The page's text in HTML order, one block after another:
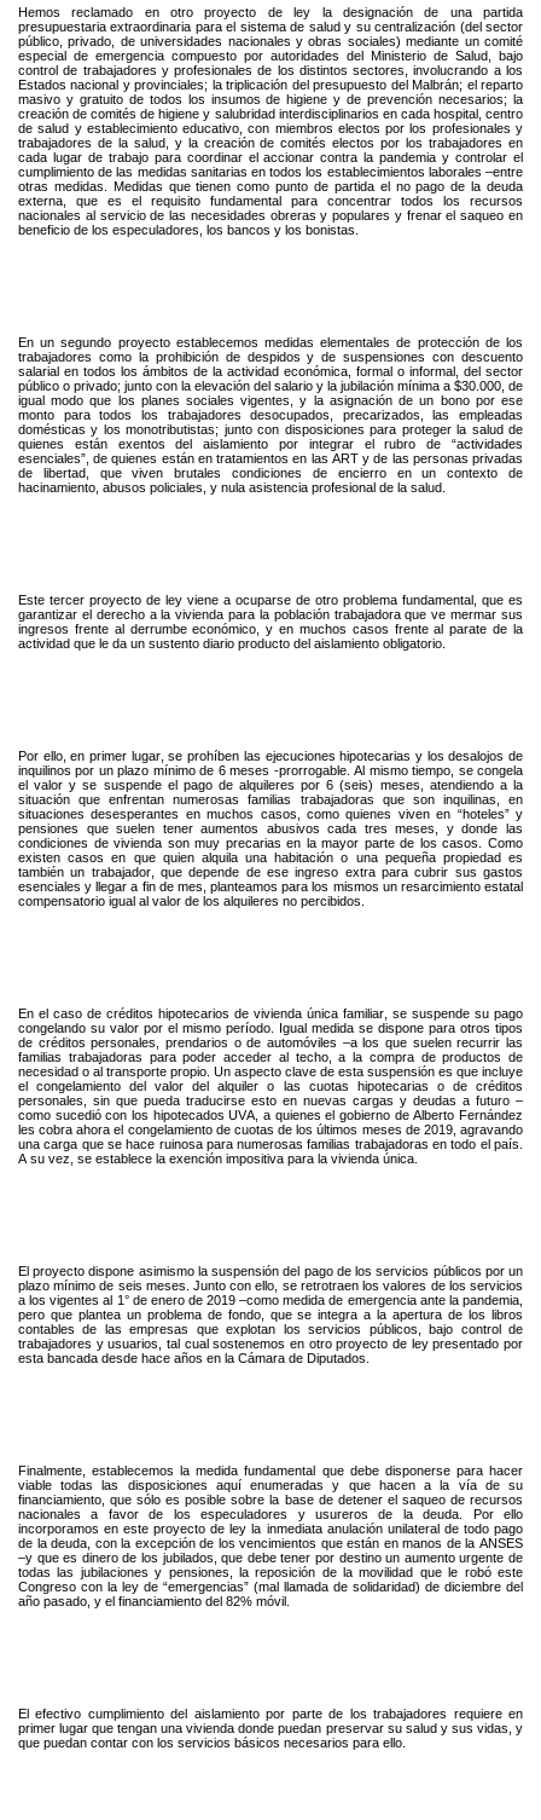
Hemos reclamado en otro proyecto de ley la designación de una partida
presupuestaria extraordinaria para el sistema de salud y su centralización (del sector
público, privado, de universidades nacionales y obras sociales) mediante un comité
especial de emergencia compuesto por autoridades del Ministerio de Salud, bajo
control de trabajadores y profesionales de los distintos sectores, involucrando a los
Estados nacional y provinciales; la triplicación del presupuesto del Malbrán; el reparto
masivo y gratuito de todos los insumos de higiene y de prevención necesarios; la
creación de comités de higiene y salubridad interdisciplinarios en cada hospital, centro
de salud y establecimiento educativo, con miembros electos por los profesionales y
trabajadores de la salud, y la creación de comités electos por los trabajadores en
cada lugar de trabajo para coordinar el accionar contra la pandemia y controlar el
cumplimiento de las medidas sanitarias en todos los establecimientos laborales –entre
otras medidas. Medidas que tienen como punto de partida el no pago de la deuda
externa, que es el requisito fundamental para concentrar todos los recursos
nacionales al servicio de las necesidades obreras y populares y frenar el saqueo en
beneficio de los especuladores, los bancos y los bonistas.
En un segundo proyecto establecemos medidas elementales de protección de los
trabajadores como la prohibición de despidos y de suspensiones con descuento
salarial en todos los ámbitos de la actividad económica, formal o informal, del sector
público o privado; junto con la elevación del salario y la jubilación mínima a $30.000, de
igual modo que los planes sociales vigentes, y la asignación de un bono por ese
monto para todos los trabajadores desocupados, precarizados, las empleadas
domésticas y los monotributistas; junto con disposiciones para proteger la salud de
quienes están exentos del aislamiento por integrar el rubro de “actividades
esenciales”, de quienes están en tratamientos en las ART y de las personas privadas
de libertad, que viven brutales condiciones de encierro en un contexto de
hacinamiento, abusos policiales, y nula asistencia profesional de la salud.
Este tercer proyecto de ley viene a ocuparse de otro problema fundamental, que es
garantizar el derecho a la vivienda para la población trabajadora que ve mermar sus
ingresos frente al derrumbe económico, y en muchos casos frente al parate de la
actividad que le da un sustento diario producto del aislamiento obligatorio.
Por ello, en primer lugar, se prohíben las ejecuciones hipotecarias y los desalojos de
inquilinos por un plazo mínimo de 6 meses -prorrogable. Al mismo tiempo, se congela
el valor y se suspende el pago de alquileres por 6 (seis) meses, atendiendo a la
situación que enfrentan numerosas familias trabajadoras que son inquilinas, en
situaciones desesperantes en muchos casos, como quienes viven en “hoteles” y
pensiones que suelen tener aumentos abusivos cada tres meses, y donde las
condiciones de vivienda son muy precarias en la mayor parte de los casos. Como
existen casos en que quien alquila una habitación o una pequeña propiedad es
también un trabajador, que depende de ese ingreso extra para cubrir sus gastos
esenciales y llegar a fin de mes, planteamos para los mismos un resarcimiento estatal
compensatorio igual al valor de los alquileres no percibidos.
En el caso de créditos hipotecarios de vivienda única familiar, se suspende su pago
congelando su valor por el mismo período. Igual medida se dispone para otros tipos
de créditos personales, prendarios o de automóviles –a los que suelen recurrir las
familias trabajadoras para poder acceder al techo, a la compra de productos de
necesidad o al transporte propio. Un aspecto clave de esta suspensión es que incluye
el congelamiento del valor del alquiler o las cuotas hipotecarias o de créditos
personales, sin que pueda traducirse esto en nuevas cargas y deudas a futuro –
como sucedió con los hipotecados UVA, a quienes el gobierno de Alberto Fernández
les cobra ahora el congelamiento de cuotas de los últimos meses de 2019, agravando
una carga que se hace ruinosa para numerosas familias trabajadoras en todo el país.
A su vez, se establece la exención impositiva para la vivienda única.
El proyecto dispone asimismo la suspensión del pago de los servicios públicos por un
plazo mínimo de seis meses. Junto con ello, se retrotraen los valores de los servicios
a los vigentes al 1° de enero de 2019 –como medida de emergencia ante la pandemia,
pero que plantea un problema de fondo, que se integra a la apertura de los libros
contables de las empresas que explotan los servicios públicos, bajo control de
trabajadores y usuarios, tal cual sostenemos en otro proyecto de ley presentado por
esta bancada desde hace años en la Cámara de Diputados.
Finalmente, establecemos la medida fundamental que debe disponerse para hacer
viable todas las disposiciones aquí enumeradas y que hacen a la vía de su
financiamiento, que sólo es posible sobre la base de detener el saqueo de recursos
nacionales a favor de los especuladores y usureros de la deuda. Por ello
incorporamos en este proyecto de ley la inmediata anulación unilateral de todo pago
de la deuda, con la excepción de los vencimientos que están en manos de la ANSES
–y que es dinero de los jubilados, que debe tener por destino un aumento urgente de
todas las jubilaciones y pensiones, la reposición de la movilidad que le robó este
Congreso con la ley de “emergencias” (mal llamada de solidaridad) de diciembre del
año pasado, y el financiamiento del 82% móvil.
El efectivo cumplimiento del aislamiento por parte de los trabajadores requiere en
primer lugar que tengan una vivienda donde puedan preservar su salud y sus vidas, y
que puedan contar con los servicios básicos necesarios para ello.